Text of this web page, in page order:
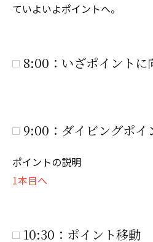
ていよいよポイントへ。
8:00：いざポイントに
9:00：ダイビングポイ
ポイントの説明
1本目へ
10:30：ポイント移動